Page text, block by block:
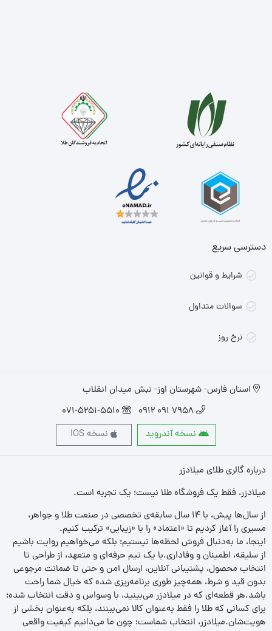
دسترسی سریع
شرایط و قوانین
سوالات متداول
نرخ روز
استان فارس- شهرستان اوز- نبش میدان انقلاب
7958 091 0912
071-5251-5510
نسخه آندروید
نسخه IOS
درباره گالری طلای میلادزر
میلادزر، فقط یک فروشگاه طلا نیست؛ یک تجربه‌ است.
از سال‌ها پیش، با ۱۴ سال سابقه‌ی تخصصی در صنعت طلا و جواهر،
مسیری را آغاز کردیم تا «اعتماد» را با «زیبایی» ترکیب کنیم.
اینجا، ما به‌دنبال فروش لحظه‌ها نیستیم؛ بلکه می‌خواهیم روایت باشیم
از سلیقه، اطمینان و وفاداری.با یک تیم حرفه‌ای و متعهد، از طراحی تا
انتخاب محصول، پشتیبانی آنلاین، ارسال امن و حتی تا ضمانت مرجوعی
بدون قید و شرط، همه‌چیز طوری برنامه‌ریزی شده که خیال شما راحت
باشد.هر قطعه‌ای که در میلادزر می‌بینید، با وسواس و دقت انتخاب شده؛
برای کسانی که طلا را فقط به‌عنوان کالا نمی‌بینند، بلکه به‌عنوان بخشی از
هویت‌شان.میلادزر، انتخاب شماست؛ چون ما می‌دانیم کیفیت واقعی